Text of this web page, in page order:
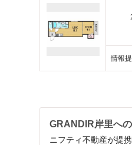
情報
GRANDIR岸里へ
ニフティ不動産が提